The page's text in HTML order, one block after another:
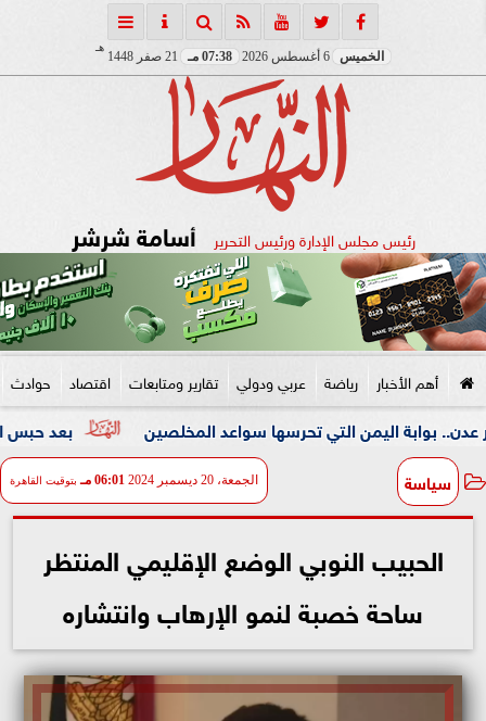
الخميس 07:38 مـ 21 صفر 1448
هـ
رئيس مجلس الإدارة ورئيس التحرير أسامة شرشر
أهم الأخبار رياضة عربي ودولي تقارير ومتابعات اقتصاد حوادث
بعد حبس المتهم 4 أيام.. دفن جثمان الأب المقتول على يد ابنه بالإسكندرية اليمن التي تحرسها سواعد المخلصين
سياسة الجمعة، 20 ديسمبر 2024 06:01 مـ بتوقيت القاهرة
الحبيب النوبي الوضع الإقليمي المنتظر
ساحة خصبة لنمو الإرهاب وانتشاره